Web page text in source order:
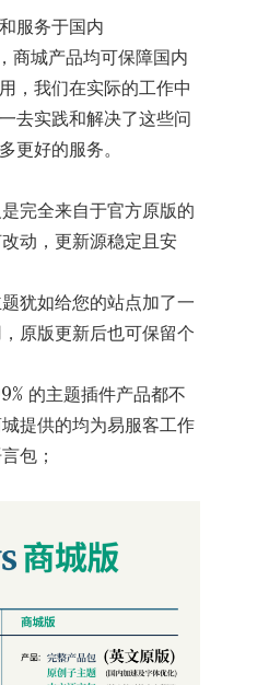
服务于国内
城产品均可保障国内
，我们在实际的工作中
去实践和解决了这些问
更好的服务。
完全来自于官方原版的
动，更新源稳定且安
犹如给您的站点加了一
原版更新后也可保留个
的主题插件产品都不
提供的均为易服客工作
包；